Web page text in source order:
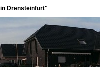
Drensteinfurt"